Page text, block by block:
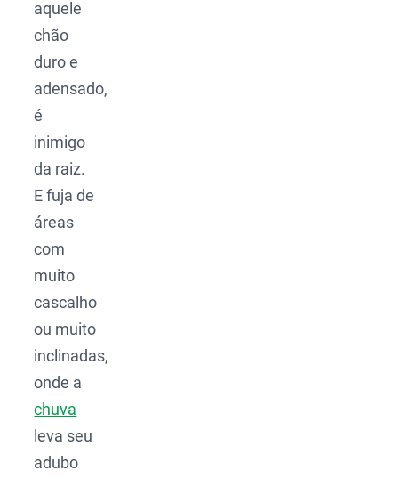
aquele
chão
duro e
adensado,
é
inimigo
da raiz.
E fuja de
áreas
com
muito
cascalho
ou muito
inclinadas,
onde a
chuva
leva seu
adubo